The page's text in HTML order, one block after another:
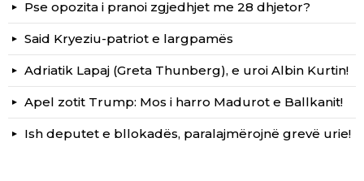
Pse opozita i pranoi zgjedhjet me 28 dhjetor?
Said Kryeziu-patriot e largpamës
Adriatik Lapaj (Greta Thunberg), e uroi Albin Kurtin!
Apel zotit Trump: Mos i harro Madurot e Ballkanit!
Ish deputet e bllokadës, paralajmërojnë grevë urie!